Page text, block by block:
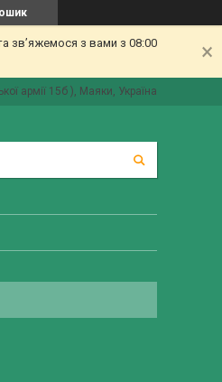
зв’яжемося з вами з 08:00
армії 15б ), Маяки, Україна